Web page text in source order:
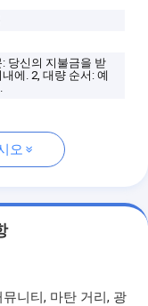
당신의 지불금을 받
에. 2, 대량 순서: 예
오
니티, 마탄 거리, 광